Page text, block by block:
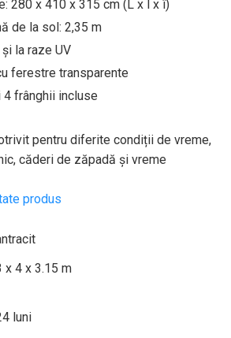
280 x 410 x 315 cm (L x l x î)
de la sol: 2,35 m
la raze UV
ferestre transparente
frânghii incluse
pentru diferite condiții de vreme,
căderi de zăpadă și vreme
produs
x 4 x 3.15 m
luni